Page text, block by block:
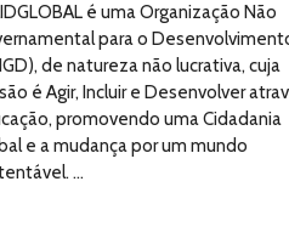
é uma Organização Não
para o
de natureza não lucrativa, cuja
é Agir, Incluir e Desenvolver
promovendo uma Cidadania
e a mudança por um mundo
...